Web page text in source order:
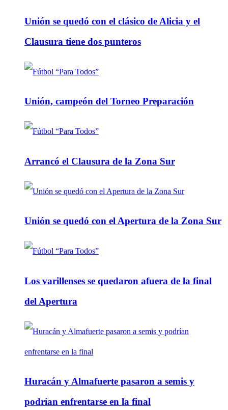
Unión se quedó con el clásico de Alicia y el
Clausura tiene dos punteros
Unión, campeón del Torneo Preparación
Arrancó el Clausura de la Zona Sur
Unión se quedó con el Apertura de la Zona Sur
Los varillenses se quedaron afuera de la final
del Apertura
Huracán y Almafuerte pasaron a semis y
podrían enfrentarse en la final